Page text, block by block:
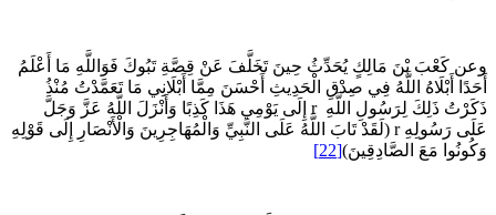
كَعْبَ بْنَ مَالِكٍ يُحَدِّثُ حِينَ تَخَلَّفَ عَنْ قِصَّةِ تَبُوكَ فَوَاللَّهِ مَا أَعْلَمُ
أَبْلَاهُ اللَّهُ فِي صِدْقِ الْحَدِيثِ أَحْسَنَ مِمَّا أَبْلَانِي مَا تَعَمَّدْتُ مُنْذُ
ذَكَرْتُ ذَلِكَ لِرَسُولِ اللَّهِ r إِلَى يَوْمِي هَذَا كَذِبًا وَأَنْزَلَ اللَّهُ عَزَّ وَجَلَّ
عَلَى رَسُولِهِ r (لَقَدْ تَابَ اللَّهُ عَلَى النَّبِيِّ وَالْمُهَاجِرِينَ وَالْأَنْصَارِ إِلَى قَوْلِهِ
مَعَ الصَّادِقِينَ)[22]